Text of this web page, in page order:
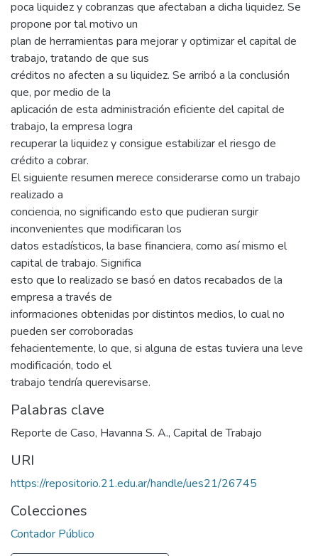
poca liquidez y cobranzas que afectaban a dicha liquidez. Se
propone por tal motivo un
plan de herramientas para mejorar y optimizar el capital de
trabajo, tratando de que sus
créditos no afecten a su liquidez. Se arribó a la conclusión
que, por medio de la
aplicación de esta administración eficiente del capital de
trabajo, la empresa logra
recuperar la liquidez y consigue estabilizar el riesgo de
crédito a cobrar.
El siguiente resumen merece considerarse como un trabajo
realizado a
conciencia, no significando esto que pudieran surgir
inconvenientes que modificaran los
datos estadísticos, la base financiera, como así mismo el
capital de trabajo. Significa
esto que lo realizado se basó en datos recabados de la
empresa a través de
informaciones obtenidas por distintos medios, lo cual no
pueden ser corroboradas
fehacientemente, lo que, si alguna de estas tuviera una leve
modificación, todo el
trabajo tendría querevisarse.
Palabras clave
Reporte de Caso, Havanna S. A., Capital de Trabajo
URI
https://repositorio.21.edu.ar/handle/ues21/26745
Colecciones
Contador Público